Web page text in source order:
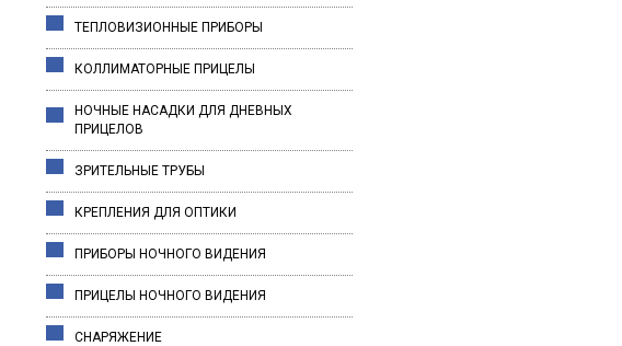
ТЕПЛОВИЗИОННЫЕ ПРИБОРЫ
КОЛЛИМАТОРНЫЕ ПРИЦЕЛЫ
НОЧНЫЕ НАСАДКИ ДЛЯ ДНЕВНЫХ
ПРИЦЕЛОВ
ЗРИТЕЛЬНЫЕ ТРУБЫ
КРЕПЛЕНИЯ ДЛЯ ОПТИКИ
ПРИБОРЫ НОЧНОГО ВИДЕНИЯ
ПРИЦЕЛЫ НОЧНОГО ВИДЕНИЯ
СНАРЯЖЕНИЕ